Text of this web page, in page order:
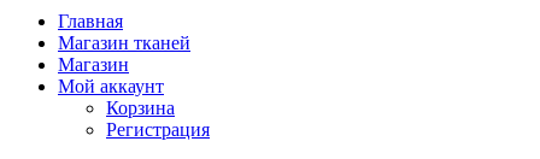
Главная
Магазин тканей
Магазин
Мой аккаунт
Корзина
Регистрация